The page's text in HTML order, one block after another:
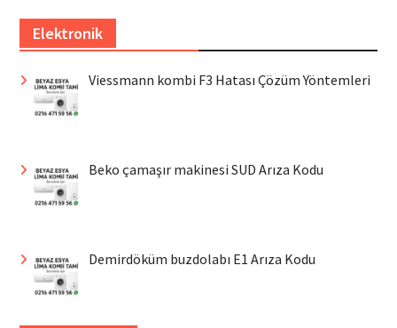
Elektronik
Viessmann kombi F3 Hatası Çözüm Yöntemleri
Beko çamaşır makinesi SUD Arıza Kodu
Demirdöküm buzdolabı E1 Arıza Kodu